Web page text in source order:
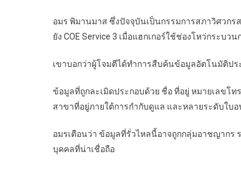
อมร พิมานมาส ซึ่งปัจจุบันเป็นกรรมการสภาวิศวกร
ยัง COE Service 3 เมื่อแฮกเกอร์ใช้ช่องโหว่กระบ
เขาบอกว่าผู้โจมตีได้ทำการสืบค้นข้อมูลอัตโนมัติป
ข้อมูลที่ถูกละเมิดประกอบด้วย ชื่อ ที่อยู่ หมายเลขโ
สาขาที่อยู่ภายใต้การกำกับดูแล และหลายระดับใบ
อมรเตือนว่า ข้อมูลที่รั่วไหลนี้อาจถูกกลุ่มอาชญากร
บุคคลที่น่าเชื่อถือ